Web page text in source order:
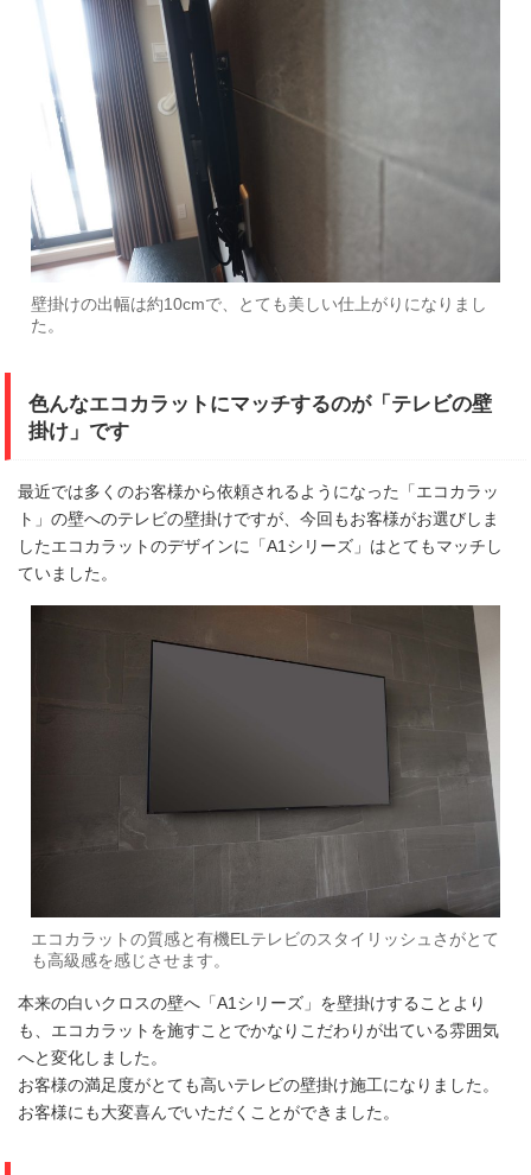
壁掛けの出幅は約10cmで、とても美しい仕上がりになりまし
た。
色んなエコカラットにマッチするのが「テレビの壁
掛け」です
最近では多くのお客様から依頼されるようになった「エコカラッ
ト」の壁へのテレビの壁掛けですが、今回もお客様がお選びしま
したエコカラットのデザインに「A1シリーズ」はとてもマッチし
ていました。
エコカラットの質感と有機ELテレビのスタイリッシュさがとて
も高級感を感じさせます。
本来の白いクロスの壁へ「A1シリーズ」を壁掛けすることより
も、エコカラットを施すことでかなりこだわりが出ている雰囲気
へと変化しました。
お客様の満足度がとても高いテレビの壁掛け施工になりました。
お客様にも大変喜んでいただくことができました。